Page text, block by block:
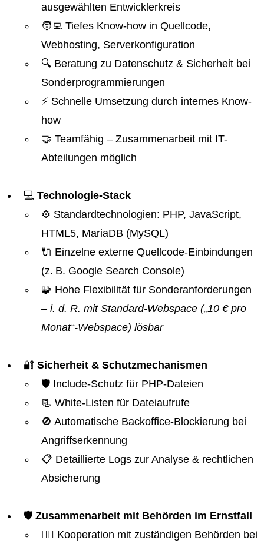
ausgewählten Entwicklerkreis
🧑‍💻 Tiefes Know-how in Quellcode,
Webhosting, Serverkonfiguration
🔍 Beratung zu Datenschutz & Sicherheit bei
Sonderprogrammierungen
⚡ Schnelle Umsetzung durch internes Know-
how
🤝 Teamfähig – Zusammenarbeit mit IT-
Abteilungen möglich
💻 Technologie-Stack
⚙️ Standardtechnologien: PHP, JavaScript,
HTML5, MariaDB (MySQL)
🔌 Einzelne externe Quellcode-Einbindungen
(z. B. Google Search Console)
🧩 Hohe Flexibilität für Sonderanforderungen
– i. d. R. mit Standard-Webspace („10 € pro
Monat“-Webspace) lösbar
🔐 Sicherheit & Schutzmechanismen
🛡️ Include-Schutz für PHP-Dateien
📃 White-Listen für Dateiaufrufe
🚫 Automatische Backoffice-Blockierung bei
Angriffserkennung
📋 Detaillierte Logs zur Analyse & rechtlichen
Absicherung
🛡️ Zusammenarbeit mit Behörden im Ernstfall
👮‍♂️ Kooperation mit zuständigen Behörden bei